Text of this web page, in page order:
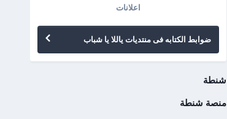
اعلانات
ضوابط الكتابه فى منتديات ياللا يا شباب
شنطة
منصة شنطة